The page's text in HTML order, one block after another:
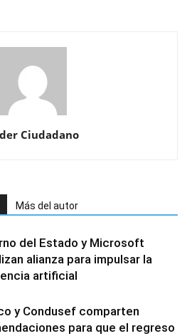
Ciudadano
Más del autor
del Estado y Microsoft
alianza para impulsar la
artificial
y Condusef comparten
para que el regreso